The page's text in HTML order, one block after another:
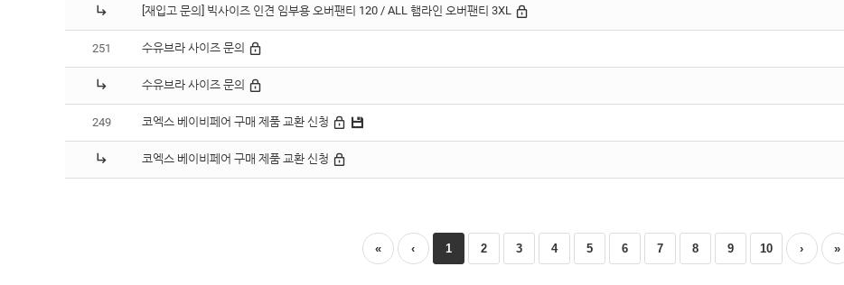
[재입고 문의] 빅사이즈 인견 임부용 오버팬티 120 / ALL 햄라인 오버팬티 3XL
251 수유브라 사이즈 문의
수유브라 사이즈 문의
249 코엑스 베이비페어 구매 제품 교환 신청
코엑스 베이비페어 구매 제품 교환 신청
« ‹ 1 2 3 4 5 6 7 8 9 10 › »
광고
이용안내